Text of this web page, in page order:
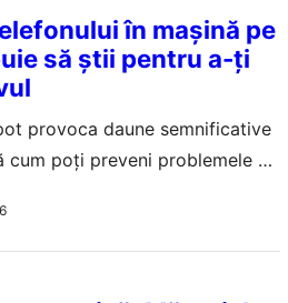
în mașină pe
să știi pentru a-ți
provoca daune semnificative
cum poți preveni problemele și